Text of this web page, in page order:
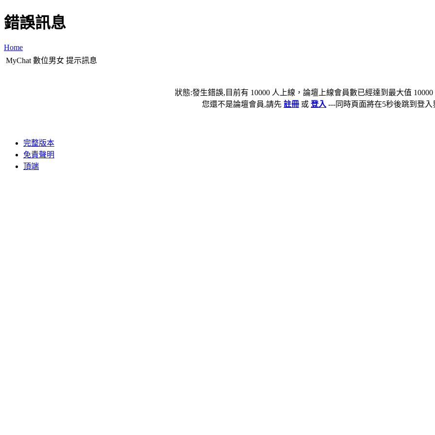
錯誤訊息
Home
MyChat 數位男女 提示訊息
狀態:發生錯誤,目前有 10000 人上線，論壇上線會員數已經達到最大值
您還不是論壇會員,請先 註冊 或 登入 ---同時頁面將在5秒後跳到登入
完整版本
免責聲明
頂端